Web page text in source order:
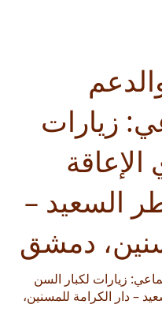
زيارات
السعيد –
دمشق
زيارات لكبار السن
– دار الكرامة للمسنين،